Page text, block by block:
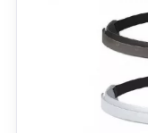
tulisan UA
Under Armour
digunakan